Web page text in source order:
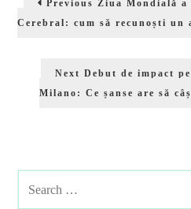
în
Previous Ziua Mondială
Cerebral: cum să recunoști un
Next Next
Debut de impact
Milano: Ce șanse are să